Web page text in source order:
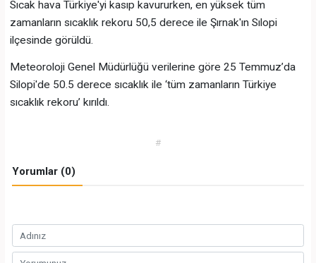
Sıcak hava Türkiye'yi kasıp kavururken, en yüksek tüm
zamanların sıcaklık rekoru 50,5 derece ile Şırnak'ın Sılopi
ilçesinde görüldü.
Meteoroloji Genel Müdürlüğü verilerine göre 25 Temmuz’da
Silopi'de 50.5 derece sıcaklık ile ‘tüm zamanların Türkiye
sıcaklık rekoru’ kırıldı.
#
Yorumlar (0)